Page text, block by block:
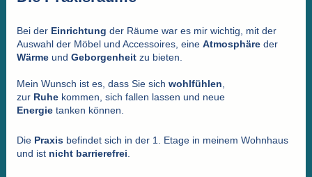
Bei der Einrichtung der Räume war es mir wichtig, mit der
Auswahl der Möbel und Accessoires, eine Atmosphäreder
Wärmeund Geborgenheit zu bieten.
Mein Wunsch ist es, dass Sie sich wohlfühlen
zur Ruhe kommen, sich fallen lassen und neue
Energie tanken können.
Die Praxis befindet sich in der 1. Etage in meinem Wohnhaus
und ist nicht barrierefrei